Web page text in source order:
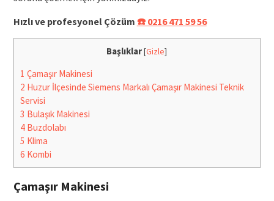
Hızlı ve profesyonel Çözüm ☎️ 0216 471 59 56
Başlıklar[Gizle]
1 Çamaşır Makinesi
2 Huzur İlçesinde Siemens Markalı Çamaşır Makinesi Teknik
Servisi
3 Bulaşık Makinesi
4Buzdolabı
5 Klima
6 Kombi
Çamaşır Makinesi